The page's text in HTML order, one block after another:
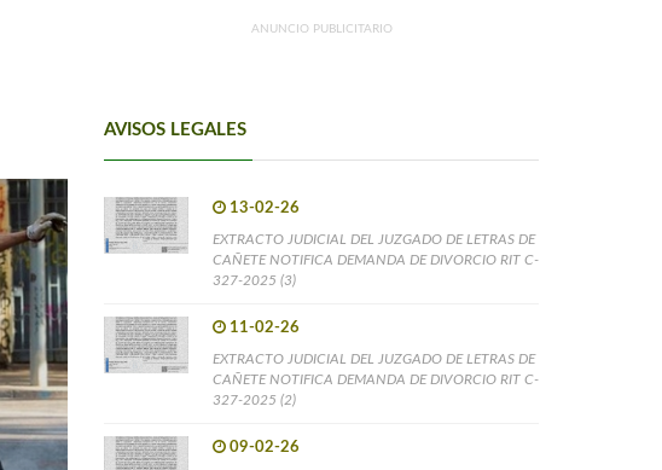
ANUNCIO PUBLICITARIO
AVISOS LEGALES
13-02-26
EXTRACTO JUDICIAL DEL JUZGADO DE LETRAS DE
CAÑETE NOTIFICA DEMANDA DE DIVORCIO RIT C-
327-2025 (3)
11-02-26
EXTRACTO JUDICIAL DEL JUZGADO DE LETRAS DE
CAÑETE NOTIFICA DEMANDA DE DIVORCIO RIT C-
327-2025 (2)
09-02-26